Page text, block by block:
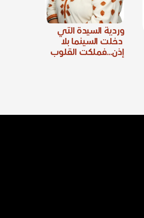
وردية السيدة التي
دخلت السينما بلا
إذن…فملكت القلوب